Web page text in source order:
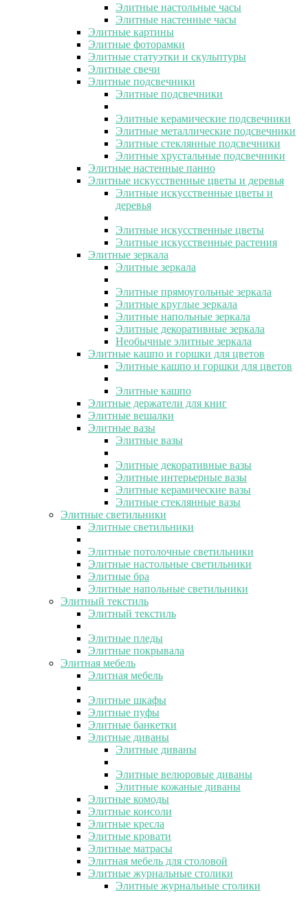
Элитные настольные часы
Элитные настенные часы
Элитные картины
Элитные фоторамки
Элитные статуэтки и скульптуры
Элитные свечи
Элитные подсвечники
Элитные подсвечники
Элитные керамические подсвечники
Элитные металлические подсвечники
Элитные стеклянные подсвечники
Элитные хрустальные подсвечники
Элитные настенные панно
Элитные искусственные цветы и деревья
Элитные искусственные цветы и
деревья
Элитные искусственные цветы
Элитные искусственные растения
Элитные зеркала
Элитные зеркала
Элитные прямоугольные зеркала
Элитные круглые зеркала
Элитные напольные зеркала
Элитные декоративные зеркала
Необычные элитные зеркала
Элитные кашпо и горшки для цветов
Элитные кашпо и горшки для цветов
Элитные кашпо
Элитные держатели для книг
Элитные вешалки
Элитные вазы
Элитные вазы
Элитные декоративные вазы
Элитные интерьерные вазы
Элитные керамические вазы
Элитные стеклянные вазы
Элитные светильники
Элитные светильники
Элитные потолочные светильники
Элитные настольные светильники
Элитные бра
Элитные напольные светильники
Элитный текстиль
Элитный текстиль
Элитные пледы
Элитные покрывала
Элитная мебель
Элитная мебель
Элитные шкафы
Элитные пуфы
Элитные банкетки
Элитные диваны
Элитные диваны
Элитные велюровые диваны
Элитные кожаные диваны
Элитные комоды
Элитные консоли
Элитные кресла
Элитные кровати
Элитные матрасы
Элитная мебель для столовой
Элитные журнальные столики
Элитные журнальные столики